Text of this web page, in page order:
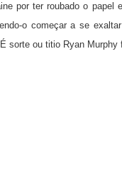
por ter roubado o
o começar a se
ou titio Ryan Murphy